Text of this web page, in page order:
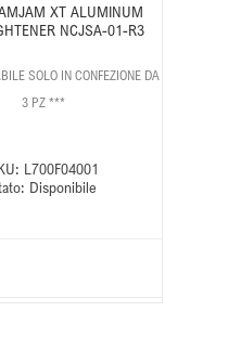
XT ALUMINUM
NCJSA-01-R3
SOLO IN CONFEZIONE DA
3 PZ ***
L700F04001
Disponibile